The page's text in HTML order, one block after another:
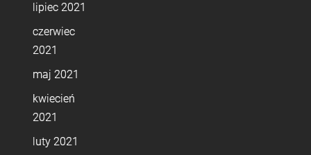
lipiec 2021
czerwiec
2021
maj 2021
kwiecień
2021
luty 2021